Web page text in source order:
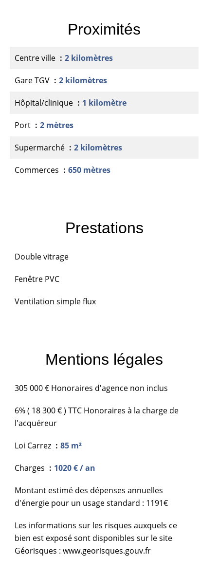
Proximités
Centre ville 2 kilomètres
Gare TGV 2 kilomètres
Hôpital/clinique 1 kilomètre
Port 2 mètres
Supermarché 2 kilomètres
Commerces 650 mètres
Prestations
Double vitrage
Fenêtre PVC
Ventilation simple flux
Mentions légales
305 000 € Honoraires d'agence non inclus
6% ( 18 300 € ) TTC Honoraires à la charge de
l'acquéreur
Loi Carrez 85 m²
Charges 1020 € / an
Montant estimé des dépenses annuelles
d'énergie pour un usage standard : 1191€
Les informations sur les risques auxquels ce
bien est exposé sont disponibles sur le site
Géorisques : www.georisques.gouv.fr